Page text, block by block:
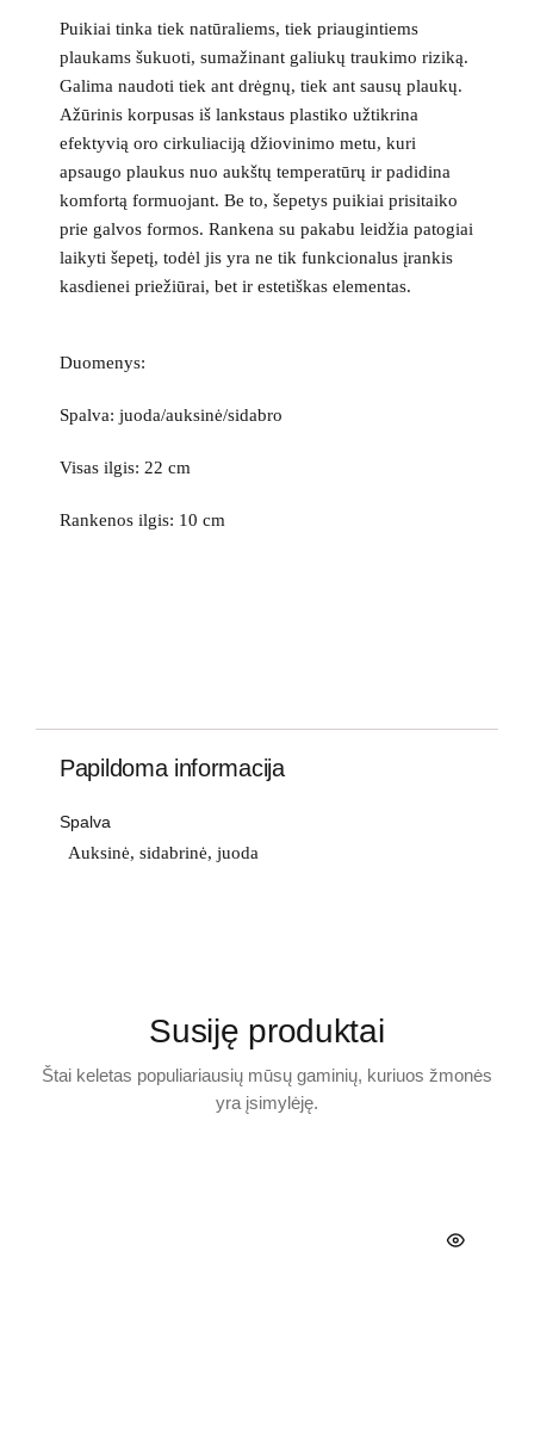
Puikiai tinka tiek natūraliems, tiek priaugintiems
plaukams šukuoti, sumažinant galiukų traukimo riziką.
Galima naudoti tiek ant drėgnų, tiek ant sausų plaukų.
Ažūrinis korpusas iš lankstaus plastiko užtikrina
efektyvią oro cirkuliaciją džiovinimo metu, kuri
apsaugo plaukus nuo aukštų temperatūrų ir padidina
komfortą formuojant. Be to, šepetys puikiai prisitaiko
prie galvos formos. Rankena su pakabu leidžia patogiai
laikyti šepetį, todėl jis yra ne tik funkcionalus įrankis
kasdienei priežiūrai, bet ir estetiškas elementas.
Duomenys:
Spalva: juoda/auksinė/sidabro
Visas ilgis: 22 cm
Rankenos ilgis: 10 cm
Papildoma informacija
Spalva
Auksinė, sidabrinė, juoda
Susiję produktai
Štai keletas populiariausių mūsų gaminių, kuriuos žmonės
yra įsimylėję.